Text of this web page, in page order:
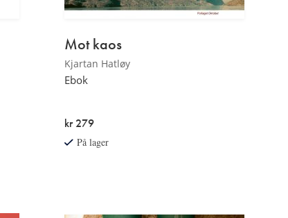
Mot kaos
Kjartan Hatløy
Ebok
kr 279
På lager